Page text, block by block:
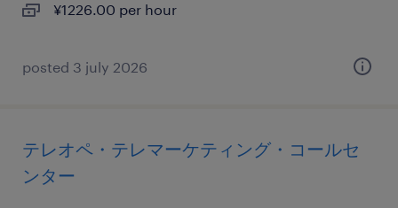
¥1226.00 per hour
posted 3 july 2026
テレオペ・テレマーケティング・コールセ
ンター